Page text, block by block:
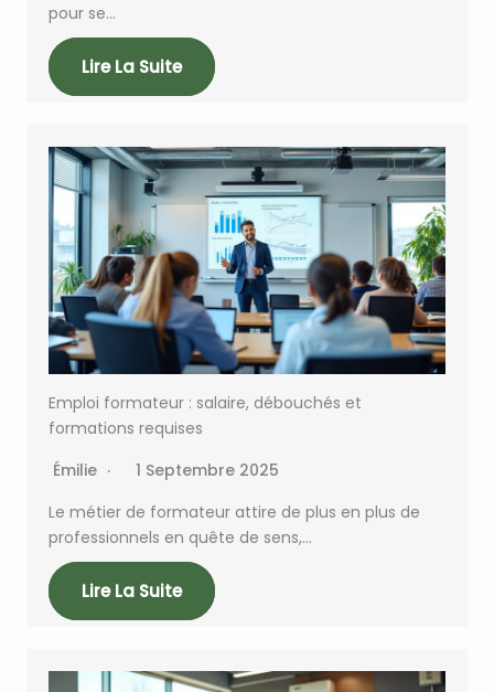
pour se…
Lire La Suite
Emploi formateur : salaire, débouchés et
formations requises
Émilie
1 Septembre 2025
Le métier de formateur attire de plus en plus de
professionnels en quête de sens,…
Lire La Suite